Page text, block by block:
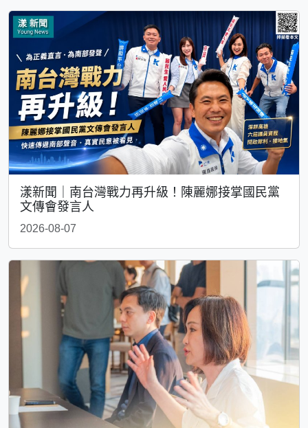
漾新聞｜南台灣戰力再升級！陳麗娜接掌國民黨
文傳會發言人
2026-08-07